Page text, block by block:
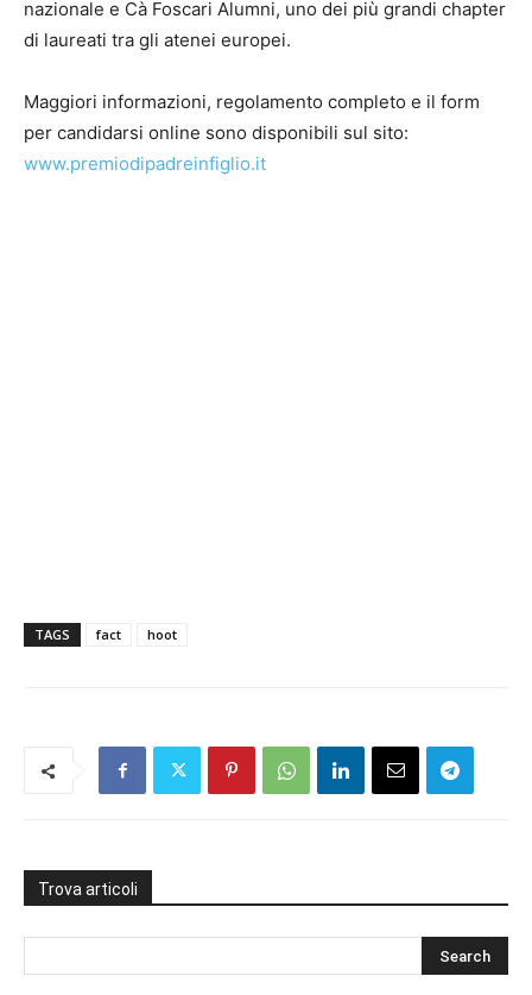
nazionale e Cà Foscari Alumni, uno dei più grandi chapter
di laureati tra gli atenei europei.
Maggiori informazioni, regolamento completo e il form
per candidarsi online sono disponibili sul sito:
www.premiodipadreinfiglio.it
TAGS fact hoot
Trova articoli